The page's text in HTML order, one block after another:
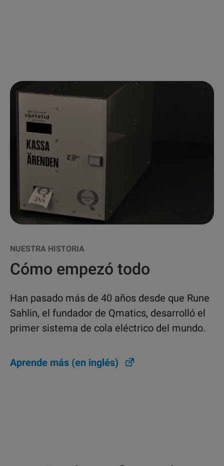
NUESTRA HISTORIA
Cómo empezó todo
Han pasado más de 40 años desde que Rune
Sahlin, el fundador de Qmatics, desarrolló el
primer sistema de cola eléctrico del mundo.
Aprende más (en inglés)